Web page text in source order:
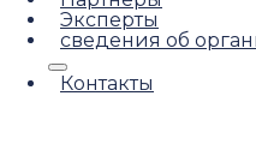
Эксперты
сведения об
Контакты